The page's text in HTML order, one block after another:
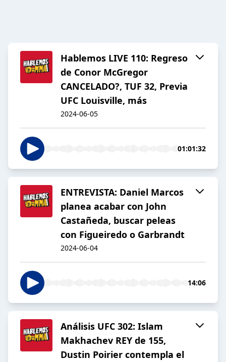
Hablemos LIVE 110: Regreso
de Conor McGregor
CANCELADO?, TUF 32, Previa
UFC Louisville, más
2024-06-05
01:01:32
ENTREVISTA: Daniel Marcos
planea acabar con John
Castañeda, buscar peleas
con Figueiredo o Garbrandt
2024-06-04
14:06
Análisis UFC 302: Islam
Makhachev REY de 155,
Dustin Poirier contempla el